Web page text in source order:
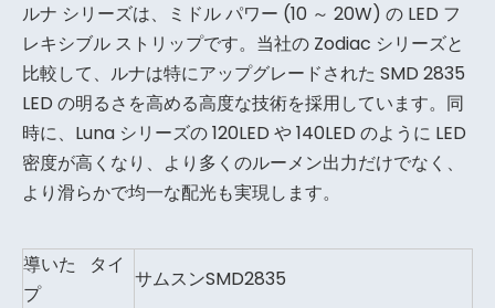
ルナ シリーズは、ミドル パワー (10 ～ 20W) の LED フ
レキシブル ストリップです。当社の Zodiac シリーズと
比較して、ルナは特にアップグレードされた SMD 2835
LED の明るさを高める高度な技術を採用しています。同
時に、Luna シリーズの 120LED や 140LED のように LED
密度が高くなり、より多くのルーメン出力だけでなく、
より滑らかで均一な配光も実現します。
導いた タイ
プ
サムスンSMD2835